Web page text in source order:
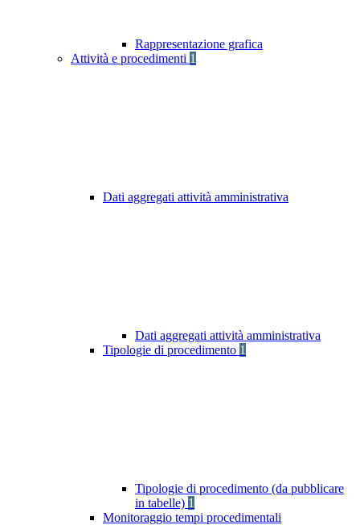
Rappresentazione grafica
Attività e procedimenti 1
Dati aggregati attività amministrativa
Dati aggregati attività amministrativa
Tipologie di procedimento 1
Tipologie di procedimento (da pubblicare
in tabelle) 1
Monitoraggio tempi procedimentali